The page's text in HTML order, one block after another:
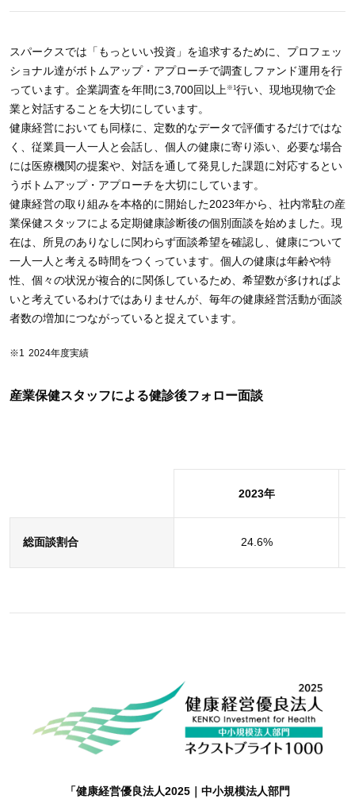
スパークスでは「もっといい投資」を追求するために、プロフェッ
ショナル達がボトムアップ・アプローチで調査しファンド運用を行
っています。企業調査を年間に3,700回以上※1行い、現地現物で企
業と対話することを大切にしています。
健康経営においても同様に、定数的なデータで評価するだけではな
く、従業員一人一人と会話し、個人の健康に寄り添い、必要な場合
には医療機関の提案や、対話を通して発見した課題に対応するとい
うボトムアップ・アプローチを大切にしています。
健康経営の取り組みを本格的に開始した2023年から、社内常駐の産
業保健スタッフによる定期健康診断後の個別面談を始めました。現
在は、所見のありなしに関わらず面談希望を確認し、健康について
一人一人と考える時間をつくっています。個人の健康は年齢や特
性、個々の状況が複合的に関係しているため、希望数が多ければよ
いと考えているわけではありませんが、毎年の健康経営活動が面談
者数の増加につながっていると捉えています。
※1 2024年度実績
産業保健スタッフによる健診後フォロー面談
2023年
総面談割合 24.6%
「健康経営優良法人2025｜中小規模法人部門